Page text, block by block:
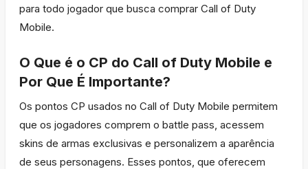
para todo jogador que busca comprar Call of Duty
Mobile.
O Que é o CP do Call of Duty Mobile e
Por Que É Importante?
Os pontos CP usados no Call of Duty Mobile permitem
que os jogadores comprem o battle pass, acessem
skins de armas exclusivas e personalizem a aparência
de seus personagens. Esses pontos, que oferecem